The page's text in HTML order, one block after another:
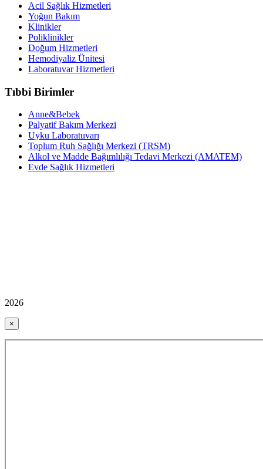
Acil Sağlık Hizmetleri
Yoğun Bakım
Klinikler
Poliklinikler
Doğum Hizmetleri
Hemodiyaliz Ünitesi
Laboratuvar Hizmetleri
Tıbbi Birimler
Anne&Bebek
Palyatif Bakım Merkezi
Uyku Laboratuvarı
Toplum Ruh Sağlığı Merkezi (TRSM)
Alkol ve Madde Bağımlılığı Tedavi Merkezi (AMATEM)
Evde Sağlık Hizmetleri
2026
×